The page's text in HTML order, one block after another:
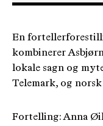
En
kombinerer
lokale sagn og
Telemark, og
Fortelling: Anna